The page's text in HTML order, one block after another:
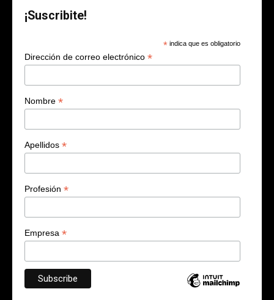
¡Suscribite!
* indica que es obligatorio
Dirección de correo electrónico *
Nombre *
Apellidos *
Profesión *
Empresa *